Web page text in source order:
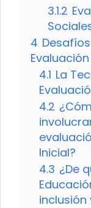
3.1.2
4
4.1 La
4.2
Inicial?
4.3 ¿De
inclusión